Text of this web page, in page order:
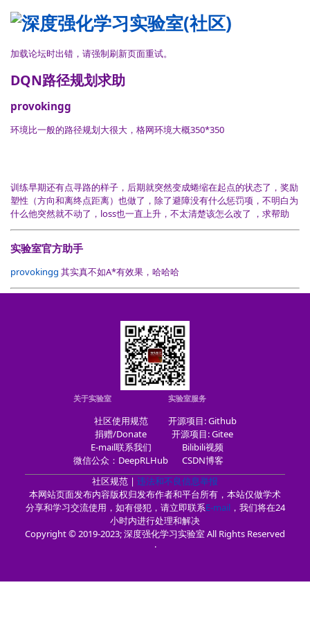
加载论坛时出错，请强制刷新页面重试。
DQN路径规划求助
provokingg
环境比一般的路径规划大很大，格网环境大概350*350
训练早期还有点寻路的样子，后期就突然变成蜷缩在起点的状态了，奖励
塑性（方向和离终点距离）也做了，除了避障没有什么惩罚项，不明白为
什么他突然就不动了，loss也一直上升，不太清楚该怎么改了 ，求帮助
实验室官方助手
provokingg 其实真不如A*有效果，哈哈哈
关于实验室
社区使用规范
捐赠/Donate
E-mail联系我们
微信公众：DeepRLHub
实验室服务
开源项目: Github
开源项目: Gitee
Bilibili视频
CSDN博客
社区规范 | 违法和不良信息举报
本网站页面发布内容版权归发布作者和平台所有，本站仅做学术
分享和学习交流使用，如有侵犯，请立即联系E-mail，我们将在24
小时内进行处理和解决
Copyright © 2019-2023; 深度强化学习实验室 All Rights Reserved
·